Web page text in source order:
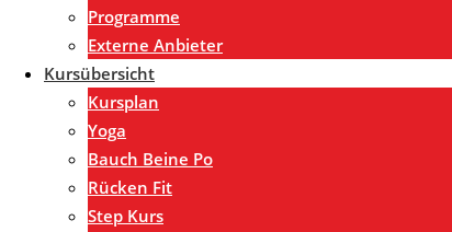
Programme
Externe Anbieter
Kursübersicht
Kursplan
Yoga
Bauch Beine Po
Rücken Fit
Step Kurs